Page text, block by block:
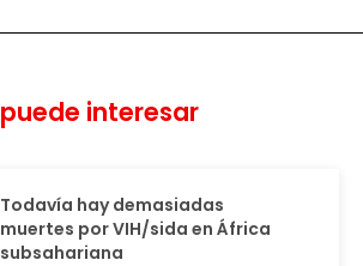
interesar
Todavía hay demasiadas
muertes por VIH/sida en África
subsahariana